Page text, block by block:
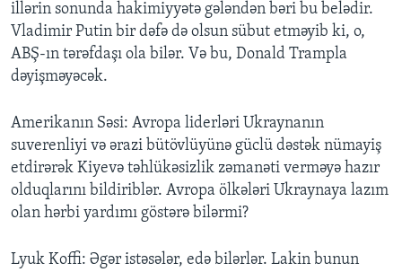
illərin sonunda hakimiyyətə gələndən bəri bu belədir.
Vladimir Putin bir dəfə də olsun sübut etməyib ki, o,
ABŞ-ın tərəfdaşı ola bilər. Və bu, Donald Trampla
dəyişməyəcək.
Amerikanın Səsi: Avropa liderləri Ukraynanın
suverenliyi və ərazi bütövlüyünə güclü dəstək nümayiş
etdirərək Kiyevə təhlükəsizlik zəmanəti verməyə hazır
olduqlarını bildiriblər. Avropa ölkələri Ukraynaya lazım
olan hərbi yardımı göstərə bilərmi?
Lyuk Koffi: Əgər istəsələr, edə bilərlər. Lakin bunun